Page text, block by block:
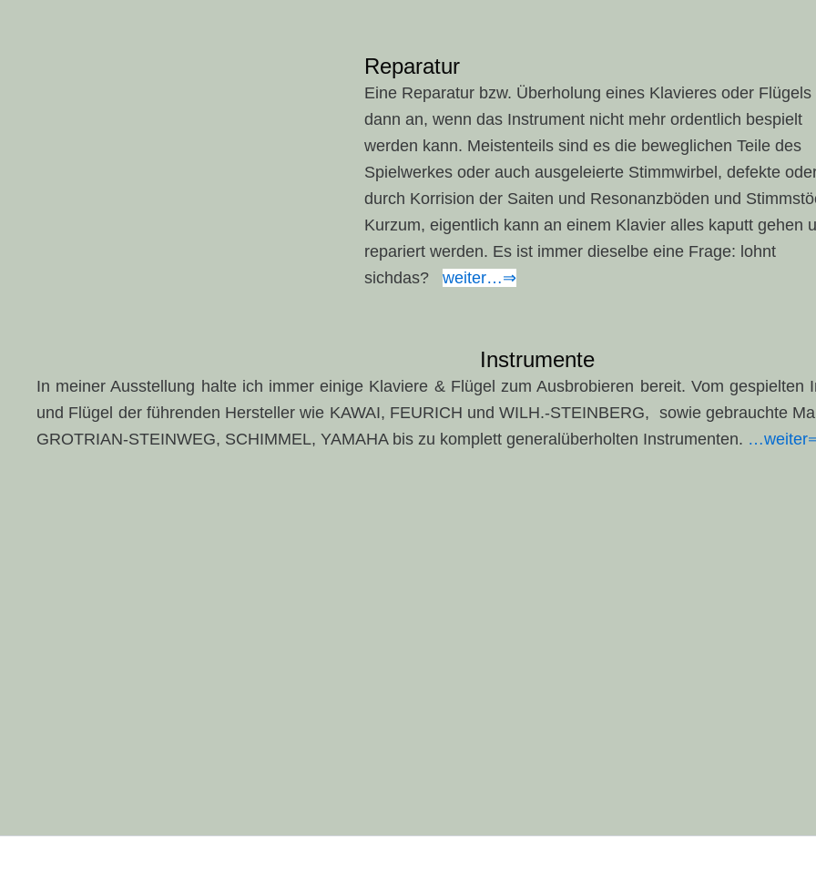
Reparatur
Eine Reparatur bzw. Überholung eines Klavieres oder Flügels
dann an, wenn das Instrument nicht mehr ordentlich bespielt
werden kann. Meistenteils sind es die beweglichen Teile des
Spielwerkes oder auch ausgeleierte Stimmwirbel, defekte
durch Korrision der Saiten und Resonanzböden und
Kurzum, eigentlich kann an einem Klavier alles kaputt gehen
repariert werden. Es ist immer dieselbe eine Frage: lohnt
sichdas?
weiter…⇒
Instrumente
In meiner Ausstellung halte ich immer einige Klaviere & Flügel zum Ausbrobieren bereit. Vom
und Flügel der führenden Hersteller wie KAWAI, FEURICH und WILH.-STEINBERG, sowie gebrauchte
GROTRIAN-STEINWEG, SCHIMMEL, YAMAHA bis zu komplett generalüberholten Instrumenten. …weiter